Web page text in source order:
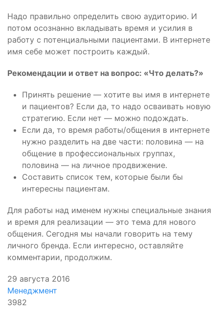
Надо правильно определить свою аудиторию. И
потом осознанно вкладывать время и усилия в
работу с потенциальными пациентами. В интернете
имя себе может построить каждый.
Рекомендации и ответ на вопрос: «Что делать?»
Принять решение — хотите вы имя в интернете
и пациентов? Если да, то надо осваивать новую
стратегию. Если нет — можно подождать.
Если да, то время работы/общения в интернете
нужно разделить на две части: половина — на
общение в профессиональных группах,
половина — на личное продвижение.
Составить список тем, которые были бы
интересны пациентам.
Для работы над именем нужны специальные знания
и время для реализации — это тема для нового
общения. Сегодня мы начали говорить на тему
личного бренда. Если интересно, оставляйте
комментарии, продолжим.
29 августа 2016
Менеджмент
3982